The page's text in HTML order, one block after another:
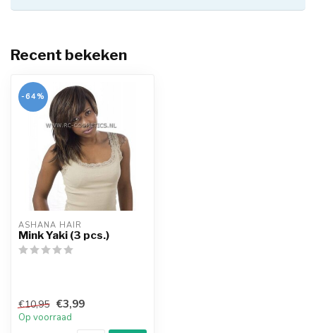
Recent bekeken
-64%
ASHANA HAIR
Mink Yaki (3 pcs.)
€10,95 €3,99
Op voorraad